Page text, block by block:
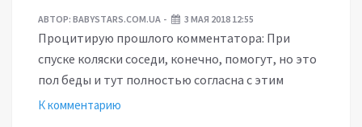
АВТОР: BABYSTARS.COM.UA 3 МАЯ 2018 12:55
Процитирую прошлого комментатора: При
спуске коляски соседи, конечно, помогут, но это
пол беды и тут полностью согласна с этим
К комментарию